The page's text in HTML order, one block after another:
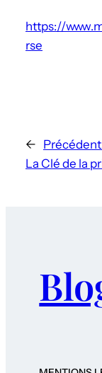
https://
rse
← Précédent
La Clé de la